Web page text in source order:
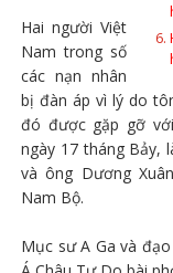
Hai người Việt
Nam trong số
các nạn nhân
bị đàn áp vì lý do
đó được gặp gỡ
ngày 17 tháng Bảy,
và ông Dương
Nam Bộ.
Mục sư A Ga và